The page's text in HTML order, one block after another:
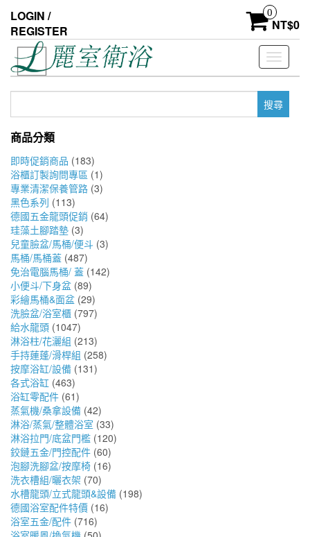
the
content
LOGIN /
REGISTER
0
NT$0
Toggle
鍵
商品分類
即時促銷商品 (183)
浴櫃訂製詢問專區 (1)
專業清潔保養管路 (3)
黑色系列 (113)
德國五金龍頭促銷 (64)
珪藻土腳踏墊 (3)
兒童臉盆/馬桶/便斗 (3)
馬桶/馬桶蓋 (487)
免治電腦馬桶/ 蓋 (142)
小便斗/下身盆 (89)
彩繪馬桶&面盆 (29)
洗臉盆/浴室櫃 (797)
給水龍頭 (1047)
淋浴柱/花灑組 (213)
手持蓮蓬/滑桿組 (258)
按摩浴缸/設備 (131)
各式浴缸 (463)
浴缸零配件 (61)
蒸氣機/桑拿設備 (42)
淋浴/蒸氣/整體浴室 (33)
淋浴拉門/底盆門檻 (120)
鉸鏈五金/門控配件 (60)
泡腳洗腳盆/按摩椅 (16)
洗衣槽組/曬衣架 (70)
水槽龍頭/立式龍頭&設備 (198)
德國浴室配件特價 (16)
浴室五金/配件 (716)